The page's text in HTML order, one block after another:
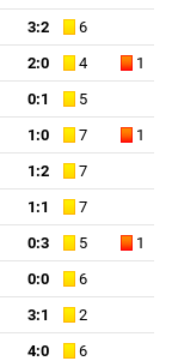
3:2
6
2:0 4
1
0:1
5
1:0 7
1
1:2
7
1:1
7
0:3 5
1
0:0
6
3:1
2
4:0
6